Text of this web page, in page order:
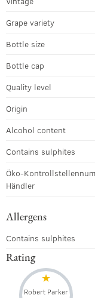
Grape variety
Bottle size
Bottle cap
Quality level
Origin
Alcohol content
Contains sulphites
Öko-
Händler
Allergens
Contains sulphites
Rating
Robert Parker